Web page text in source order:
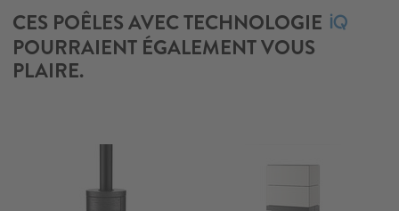
CES POÊLES AVEC TECHNOLOGIE
POURRAIENT ÉGALEMENT VOUS
PLAIRE.